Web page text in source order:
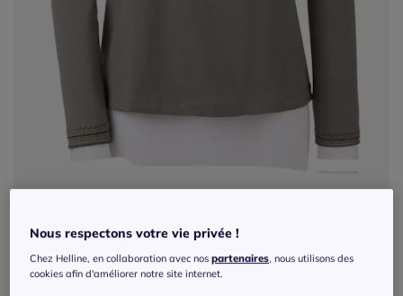
T-shirt brodé coton-modal col rond
manches longues avec finition soignée
Nous respectons votre vie privée !
Chez Helline, en collaboration avec nospartenaires , nous utilisons des
cookies afin d'améliorer notre site internet.